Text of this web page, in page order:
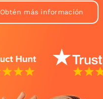
Obtén más información